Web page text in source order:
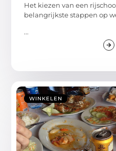
Het kiezen van een
belangrijkste stappen op
...
WINKELEN